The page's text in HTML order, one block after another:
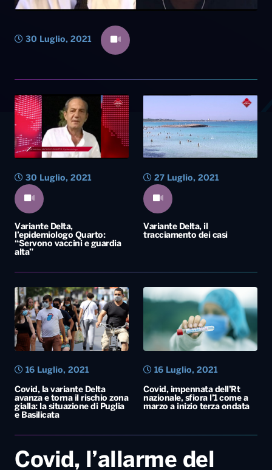
30 Luglio, 2021
Variante Delta,
l’epidemiologo Quarto:
“Servono vaccini e guardia
alta”
30 Luglio, 2021
Variante Delta, il
tracciamento dei casi
27 Luglio, 2021
Covid, la variante Delta
avanza e torna il rischio zona
gialla: la situazione di Puglia
e Basilicata
16 Luglio, 2021
Covid, impennata dell’Rt
nazionale, sfiora l’1 come a
marzo a inizio terza ondata
16 Luglio, 2021
Covid, l’allarme del